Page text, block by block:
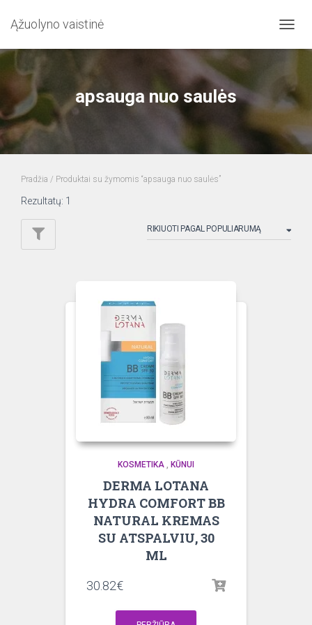
Ąžuolyno vaistinė
apsauga nuo saulės
Pradžia / Produktai su žymomis “apsauga nuo saulės”
Rezultatų: 1
KOSMETIKA , KŪNUI
DERMA LOTANA
HYDRA COMFORT BB
NATURAL KREMAS
SU ATSPALVIU, 30
ML
30.82€